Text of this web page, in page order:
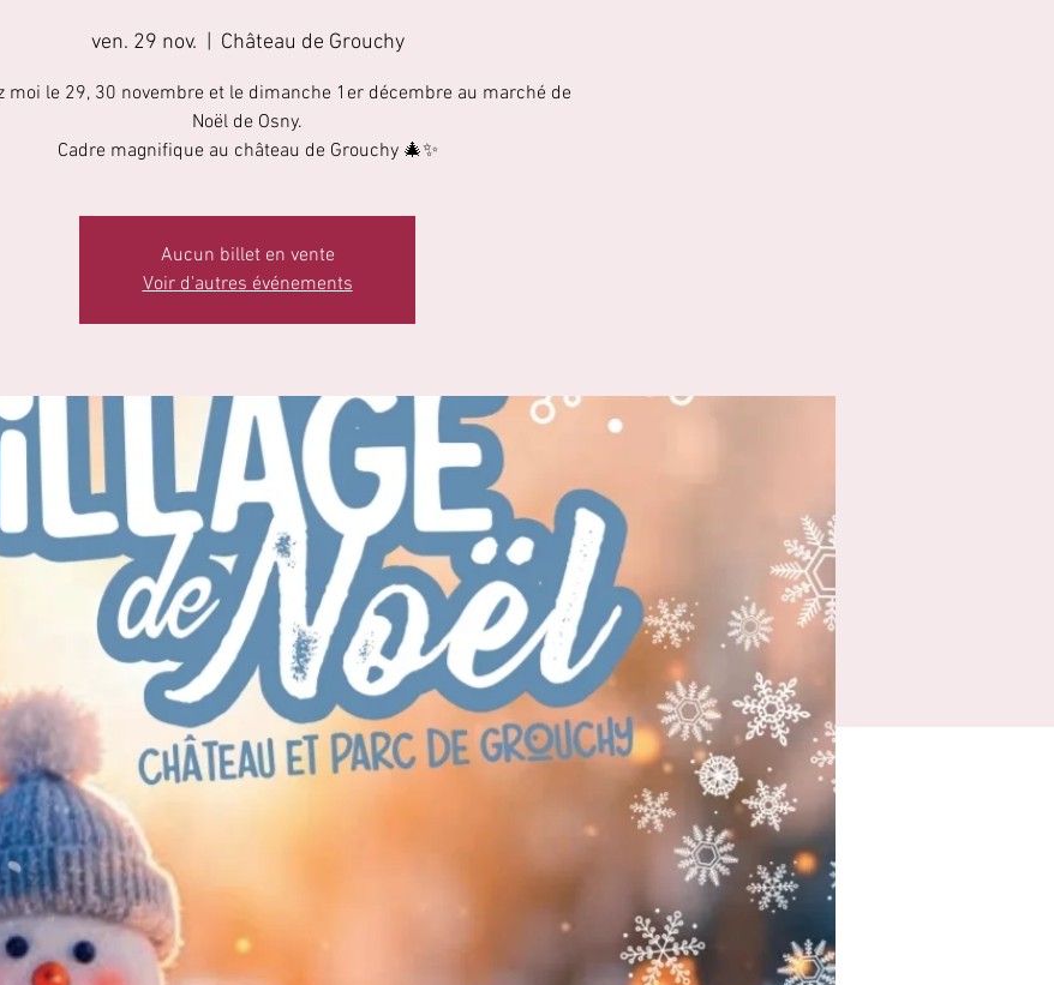
ven. 29 nov.
  |
Château de Grouchy
moi le 29, 30 novembre et le dimanche 1er décembre au marché de
Noël de Osny.
Aucun billet en vente
Voir d'autres événements